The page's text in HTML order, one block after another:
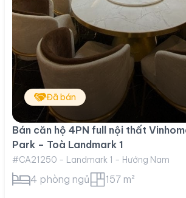
Đã bán
Bán căn hộ 4PN full nội thất
Park – Toà Landmark 1
#CA21250 - Landmark 1 - Hướng Nam
4 phòng ngủ 157 m²